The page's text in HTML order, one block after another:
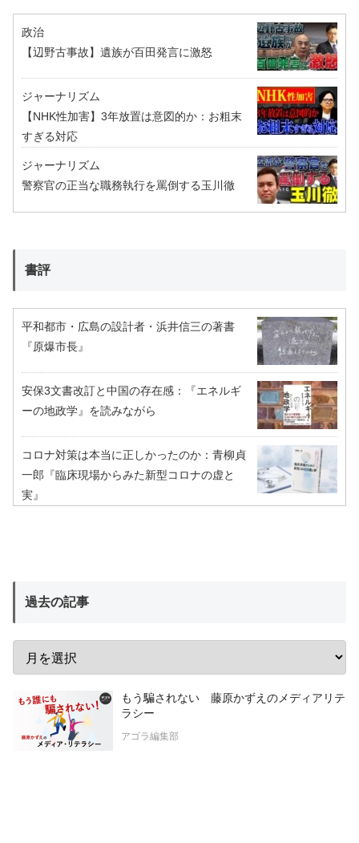
政治
【辺野古事故】遺族が百田発言に激怒
ジャーナリズム
【NHK性加害】3年放置は意図的か：お粗末
すぎる対応
ジャーナリズム
警察官の正当な職務執行を罵倒する玉川徹
書評
平和都市・広島の設計者・浜井信三の著書
『原爆市長』
安保3文書改訂と中国の存在感：『エネルギ
ーの地政学』を読みながら
コロナ対策は本当に正しかったのか：青柳貞
一郎『臨床現場からみた新型コロナの虚と
実』
過去の記事
もう騙されない 藤原かずえのメディアリテ
ラシー
アゴラ編集部